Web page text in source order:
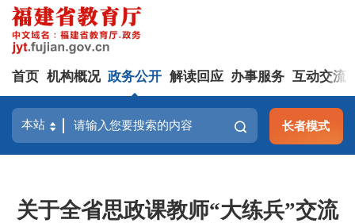
首页 机构概况 政务公开 解读回应 办事服务 互动交流
长者模式
关于全省思政课教师“大练兵”交流